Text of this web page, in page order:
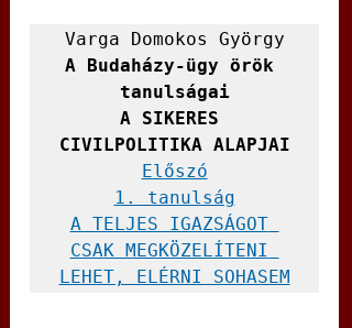
A Budaházy-ügy örök
tanulságai
A SIKERES
CIVILPOLITIKA ALAPJAI
Előszó
1. tanulság
A TELJES IGAZSÁGOT
CSAK MEGKÖZELÍTENI
LEHET, ELÉRNI SOHASEM